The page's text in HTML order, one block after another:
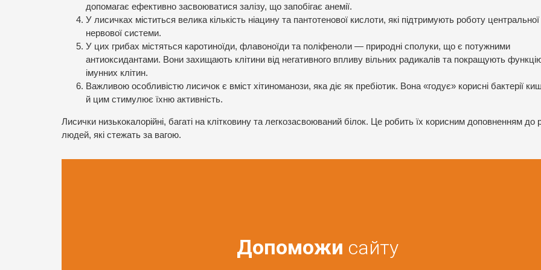
допомагає ефективно засвоюватися залізу, що запобігає анемії.
У лисичках міститься велика кількість ніацину та пантотенової кислоти, які підтримують роботу центральної
нервової системи.
У цих грибах містяться каротиноїди, флавоноїди та поліфеноли — природні сполуки, що є потужними
антиоксидантами. Вони захищають клітини від негативного впливу вільних радикалів та покращують
імунних клітин.
Важливою особливістю лисичок є вміст хітиноманози, яка діє як пребіотик. Вона «годує» корисні бактерії
й цим стимулює їхню активність.
Лисички низькокалорійні, багаті на клітковину та легкозасвоюваний білок. Це робить їх корисним доповненням до
людей, які стежать за вагою.
Допоможи сайту